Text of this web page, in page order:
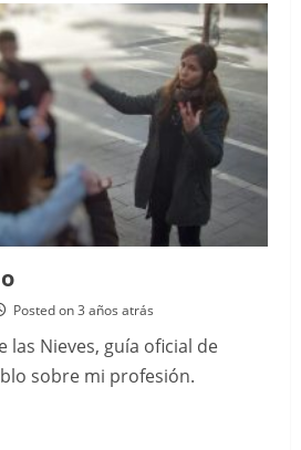
Posted on 3 años atrás
las Nieves, guía oficial de
sobre mi profesión.